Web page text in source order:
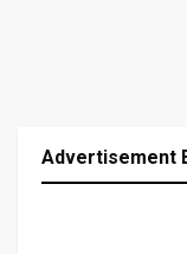
Advertisement